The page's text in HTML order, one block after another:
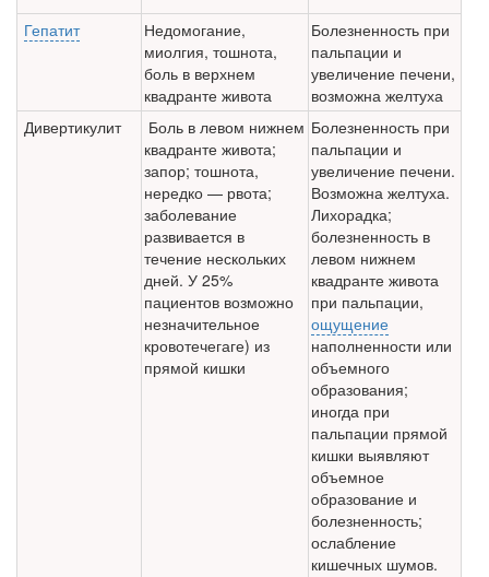
Гепатит
Недомогание,
миолгия, тошнота,
боль в верхнем
квадранте живота
Болезненность при
пальпации и
увеличение печени,
возможна желтуха
Дивертикулит
Боль в левом нижнем
квадранте живота;
запор; тошнота,
нередко — рвота;
заболевание
развивается в
течение нескольких
дней. У 25%
пациентов возможно
незначительное
кровотечегаге) из
прямой кишки
Болезненность при
пальпации и
увеличение печени.
Возможна желтуха.
Лихорадка;
болезненность в
левом нижнем
квадранте живота
при пальпации,
ощущение
наполненности или
объемного
образования;
иногда при
пальпации прямой
кишки выявляют
объемное
образование и
болезненность;
ослабление
кишечных шумов.